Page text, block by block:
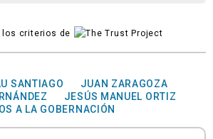
los criterios de
SANTIAGO
JUAN ZARAGOZA
JESÚS MANUEL ORTIZ
A LA GOBERNACIÓN